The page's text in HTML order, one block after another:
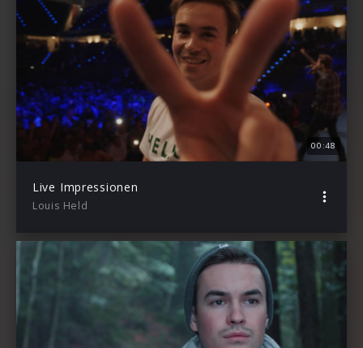
00:48
Live Impressionen
Louis Held